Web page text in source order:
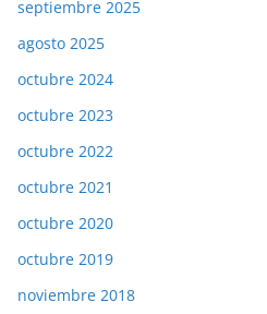
septiembre 2025
agosto 2025
octubre 2024
octubre 2023
octubre 2022
octubre 2021
octubre 2020
octubre 2019
noviembre 2018